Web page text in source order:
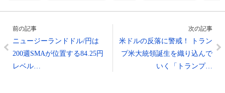
前の記事
ニュージーランドドル/円は
200週SMAが位置する84.25円
レベル…
次の記事
米ドルの反落に警戒！ トラン
プ米大統領誕生を織り込んで
いく「トランプ…